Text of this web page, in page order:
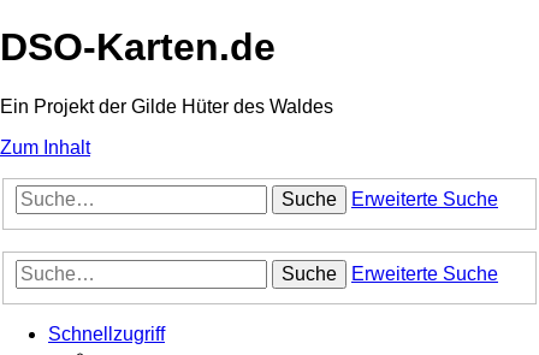
DSO-Karten.de
Ein Projekt der Gilde Hüter des Waldes
Zum Inhalt
Suche Erweiterte Suche
Suche Erweiterte Suche
Schnellzugriff